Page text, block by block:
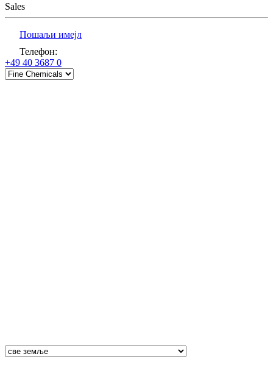
Sales
Пошаљи имејл
Телефон:
+49 40 3687 0